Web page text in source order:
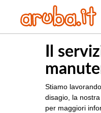
Il
Stiamo
disagio, la nostra
per maggiori